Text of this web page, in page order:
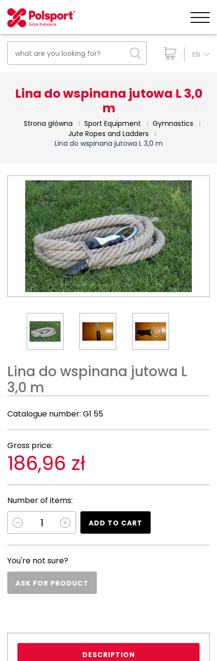
EN
Lina do wspinana jutowa L 3,0
m
Strona główna Sport Equipment
Gymnastics
Jute Ropes and Ladders
Lina do wspinana jutowa L 3,0 m
Lina do wspinana jutowa L
3,0 m
Catalogue number: G1 55
Gross price:
186,96 zł
Number of items:
ADD TO CART
You're not sure?
ASK FOR PRODUCT
DESCRIPTION